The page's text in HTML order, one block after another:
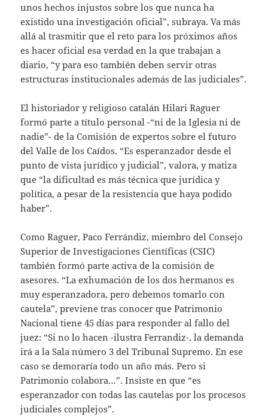
unos hechos injustos sobre los que nunca ha
existido una investigación oficial”, subraya. Va más
allá al trasmitir que el reto para los próximos años
es hacer oficial esa verdad en la que trabajan a
diario, “y para eso también deben servir otras
estructuras institucionales además de las judiciales”.
El historiador y religioso catalán Hilari Raguer
formó parte a título personal -“ni de la Iglesia ni de
nadie”- de la Comisión de expertos sobre el futuro
del Valle de los Caídos. “Es esperanzador desde el
punto de vista jurídico y judicial”, valora, y matiza
que “la dificultad es más técnica que jurídica y
política, a pesar de la resistencia que haya podido
haber”.
Como Raguer, Paco Ferrándiz, miembro del Consejo
Superior de Investigaciones Científicas (CSIC)
también formó parte activa de la comisión de
asesores. “La exhumación de los dos hermanos es
muy esperanzadora, pero debemos tomarlo con
cautela”, previene tras conocer que Patrimonio
Nacional tiene 45 días para responder al fallo del
juez: “Si no lo hacen -ilustra Ferrandiz-, la demanda
irá a la Sala número 3 del Tribunal Supremo. En ese
caso se demoraría todo un año más. Pero si
Patrimonio colabora…”. Insiste en que “es
esperanzador con todas las cautelas por los procesos
judiciales complejos”.